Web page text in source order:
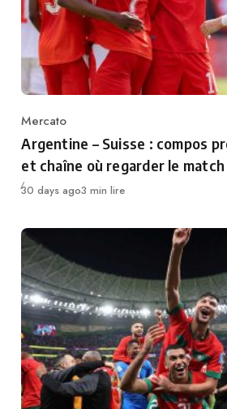
Category
Mercato
Argentine – Suisse : compos
et chaîne où regarder le match
Publié
30 days ago3 min lire